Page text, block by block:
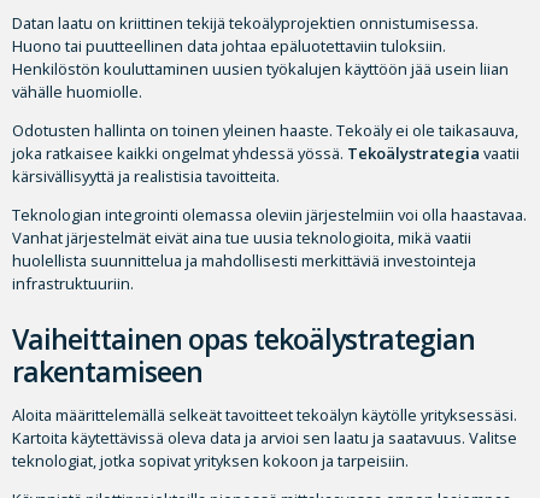
Datan laatu on kriittinen tekijä tekoälyprojektien onnistumisessa.
Huono tai puutteellinen data johtaa epäluotettaviin tuloksiin.
Henkilöstön kouluttaminen uusien työkalujen käyttöön jää usein liian
vähälle huomiolle.
Odotusten hallinta on toinen yleinen haaste. Tekoäly ei ole taikasauva,
joka ratkaisee kaikki ongelmat yhdessä yössä. Tekoälystrategia vaatii
kärsivällisyyttä ja realistisia tavoitteita.
Teknologian integrointi olemassa oleviin järjestelmiin voi olla haastavaa.
Vanhat järjestelmät eivät aina tue uusia teknologioita, mikä vaatii
huolellista suunnittelua ja mahdollisesti merkittäviä investointeja
infrastruktuuriin.
Vaiheittainen opas tekoälystrategian
rakentamiseen
Aloita määrittelemällä selkeät tavoitteet tekoälyn käytölle yrityksessäsi.
Kartoita käytettävissä oleva data ja arvioi sen laatu ja saatavuus. Valitse
teknologiat, jotka sopivat yrityksen kokoon ja tarpeisiin.